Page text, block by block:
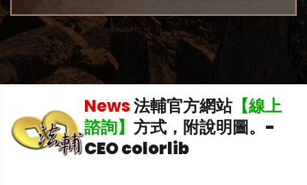
News法輔官方網站【線上
諮詢】 方式，附說明圖。 -
CEO colorlib